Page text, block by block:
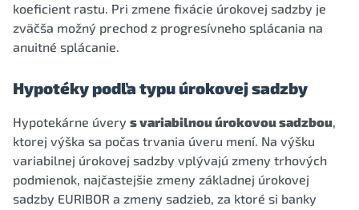
koeficient rastu. Pri zmene fixácie úrokovej sadzby je
zväčša možný prechod z progresívneho splácania na
anuitné splácanie.
Hypotéky podľa typu úrokovej sadzby
Hypotekárne úvery s variabilnou úrokovou sadzbou,
ktorej výška sa počas trvania úveru mení. Na výšku
variabilnej úrokovej sadzby vplývajú zmeny trhových
podmienok, najčastejšie zmeny základnej úrokovej
sadzby EURIBOR a zmeny sadzieb, za ktoré si banky